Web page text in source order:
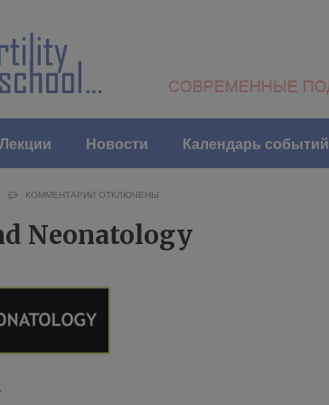
Лекции Новости Календарь событий
КОММЕНТАРИИ ОТКЛЮЧЕНЫ
Neonatology